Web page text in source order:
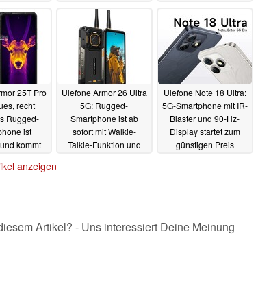
Doppel-Akku-System
27.09.2024
25T Pro
recht
Rugged-
ist
kommt
Ulefone Armor 26 Ultra
5G: Rugged-
Smartphone ist ab
sofort mit Walkie-
Talkie-Funktion und
Ulefone Note 18 Ultra:
5G-Smartphone mit IR-
Blaster und 90-Hz-
Display startet zum
günstigen Preis
anzeigen
Artikel? - Uns interessiert Deine Meinung